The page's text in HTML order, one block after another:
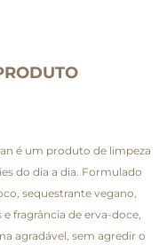
é um produto de limpeza
do dia a dia. Formulado
sequestrante vegano,
fragrância de erva-doce,
agradável, sem agredir o